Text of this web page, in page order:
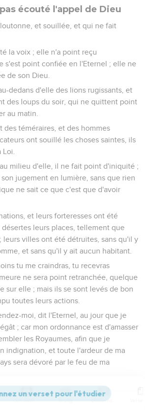
écouté l'appel de Dieu
et souillée, et qui ne fait
la voix ; elle n'a point reçu
s'est point confiée en l'Eternel ; elle ne
de son Dieu.
dedans d'elle des lions rugissants, et
des loups du soir, qui ne quittent point
au matin.
des téméraires, et des hommes
ont souillé les choses saintes, ils
milieu d'elle, il ne fait point d'iniquité ;
jugement en lumière, sans que rien
ne sait ce que c'est que d'avoir
et leurs forteresses ont été
leurs places, tellement que
leurs villes ont été détruites, sans qu'il y
et sans qu'il y ait aucun habitant.
tu me craindras, tu recevras
ne sera point retranchée, quelque
sur elle ; mais ils se sont levés de bon
toutes leurs actions.
moi, dit l'Eternel, au jour que je
; car mon ordonnance est d'amasser
les Royaumes, afin que je
indignation, et toute l'ardeur de ma
sera dévoré par le feu de ma
les peuples
Commentaires Strong